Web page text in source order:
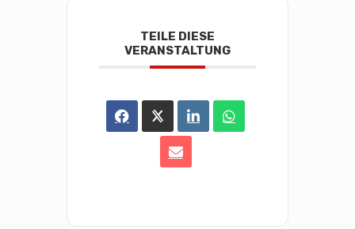
TEILE DIESE
VERANSTALTUNG